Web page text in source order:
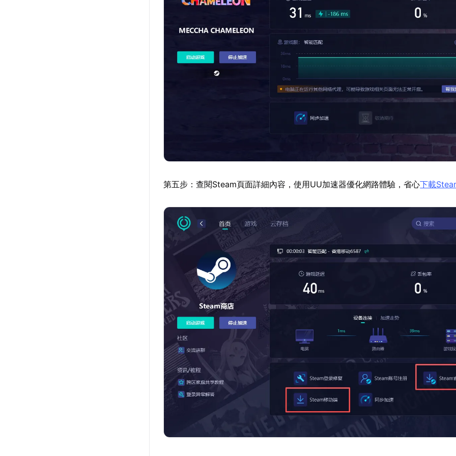
第五步：查閱Steam頁面詳細內容，使用UU加速器優化網路體驗，省心下載